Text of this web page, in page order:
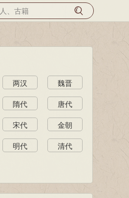
两汉 魏晋
隋代 唐代
宋代 金朝
明代 清代